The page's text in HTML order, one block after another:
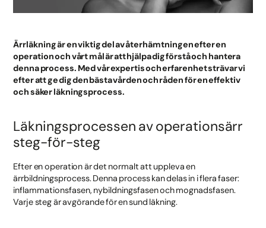
Ärrläkning är en viktig del av återhämtningen efter en
operation och vårt mål är att hjälpa dig förstå och hantera
denna process. Med vår expertis och erfarenhet strävar vi
efter att ge dig den bästa vården och råden för en effektiv
och säker läkningsprocess.
Läkningsprocessen av operationsärr
steg-för-steg
Efter en operation är det normalt att uppleva en
ärrbildningsprocess. Denna process kan delas in i flera faser:
inflammationsfasen, nybildningsfasen och mognadsfasen.
Varje steg är avgörande för en sund läkning.